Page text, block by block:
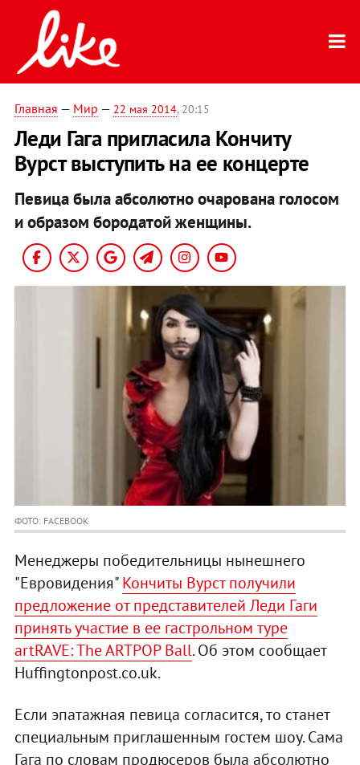
Главная — Мир — 22 мая 2014, 20:15
Леди Гага пригласила Кончиту
Вурст выступить на ее концерте
Певица была абсолютно очарована голосом
и образом бородатой женщины.
ФОТО: FACEBOOK
Менеджеры победительницы нынешнего
"Евровидения"Кончиты Вурст получили
предложение от представителей Леди Гаги
принять участие в ее гастрольном туре
artRAVE: The ARTPOP Ball. Об этом сообщает
Huffingtonpost.co.uk.
Если эпатажная певица согласится, то станет
специальным приглашенным гостем шоу. Сама
Гага по словам продюсеров была абсолютно